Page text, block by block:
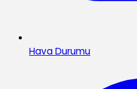
Hava Durumu